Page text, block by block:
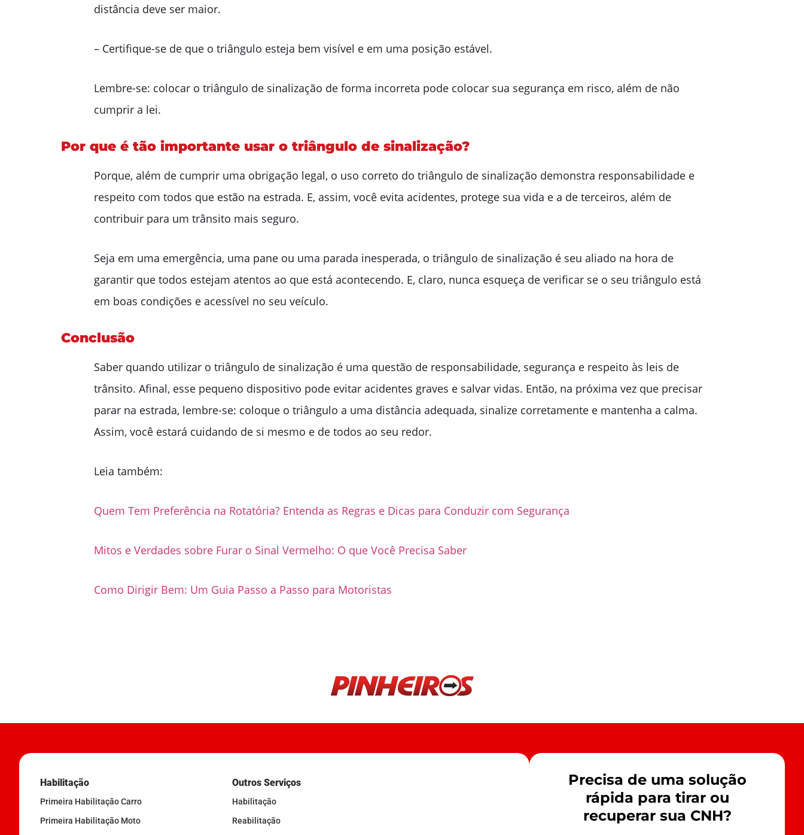
distância deve ser maior.
– Certifique-se de que o triângulo esteja bem visível e em uma posição estável.
Lembre-se: colocar o triângulo de sinalização de forma incorreta pode colocar sua segurança em risco, além de não
cumprir a lei.
Por que é tão importante usar o triângulo de sinalização?
Porque, além de cumprir uma obrigação legal, o uso correto do triângulo de sinalização demonstra responsabilidade e
respeito com todos que estão na estrada. E, assim, você evita acidentes, protege sua vida e a de terceiros, além de
contribuir para um trânsito mais seguro.
Seja em uma emergência, uma pane ou uma parada inesperada, o triângulo de sinalização é seu aliado na hora de
garantir que todos estejam atentos ao que está acontecendo. E, claro, nunca esqueça de verificar se o seu triângulo está
em boas condições e acessível no seu veículo.
Conclusão
Saber quando utilizar o triângulo de sinalização é uma questão de responsabilidade, segurança e respeito às leis de
trânsito. Afinal, esse pequeno dispositivo pode evitar acidentes graves e salvar vidas. Então, na próxima vez que precisar
parar na estrada, lembre-se: coloque o triângulo a uma distância adequada, sinalize corretamente e mantenha a calma.
Assim, você estará cuidando de si mesmo e de todos ao seu redor.
Leia também:
Quem Tem Preferência na Rotatória? Entenda as Regras e Dicas para Conduzir com Segurança
Mitos e Verdades sobre Furar o Sinal Vermelho: O que Você Precisa Saber
Como Dirigir Bem: Um Guia Passo a Passo para Motoristas
Habilitação
Primeira Habilitação Carro
Primeira Habilitação Moto
Outros Serviços
Habilitação
Reabilitação
Precisa de uma solução
rápida para tirar ou
recuperar sua CNH?